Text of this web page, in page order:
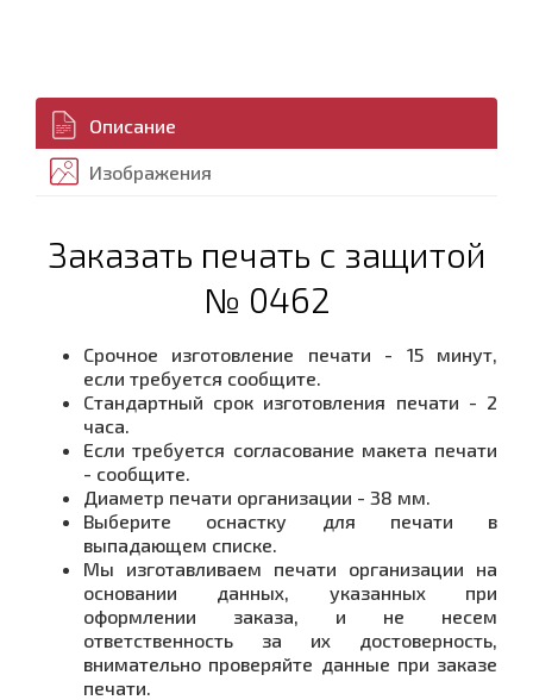
Описание
Изображения
Заказать печать с защитой
№ 0462
Срочное изготовление печати - 15 минут,
если требуется сообщите.
Стандартный срок изготовления печати - 2
часа.
Если требуется согласование макета печати
- сообщите.
Диаметр печати организации - 38 мм.
Выберите оснастку для печати в
выпадающем списке.
Мы изготавливаем печати организации на
основании данных, указанных при
оформлении заказа, и не несем
ответственность за их достоверность,
внимательно проверяйте данные при заказе
печати.